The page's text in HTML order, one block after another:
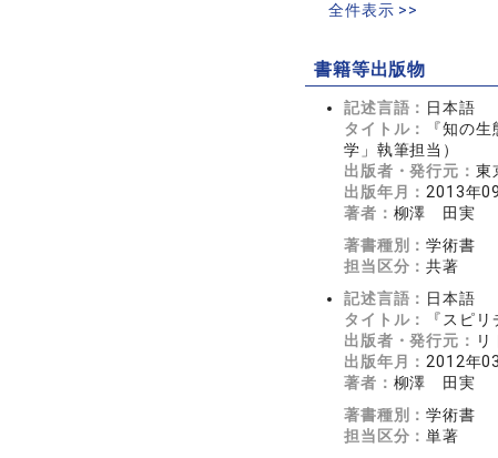
全件表示 >>
書籍等出版物
記述言語： 日本語
タイトル：
『知の
学」執筆担当）
出版者・発行元： 東
出版年月： 2013年
著者： 柳澤 田実
著書種別：学術書
担当区分：共著
記述言語： 日本語
タイトル：
『スピ
出版者・発行元： リ
出版年月： 2012年
著者： 柳澤 田実
著書種別：学術書
担当区分：単著